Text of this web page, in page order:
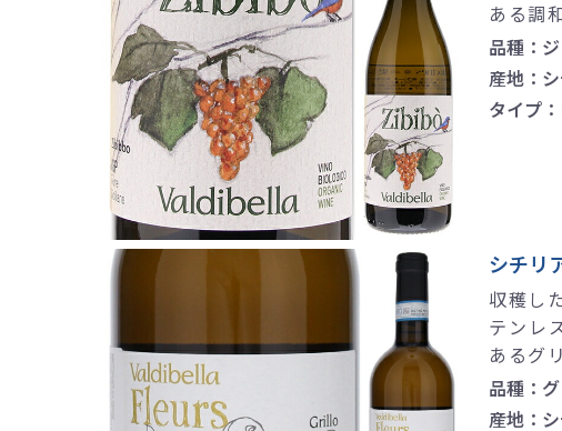
ある調
品種：
産地：
タイプ
シチリ
収穫し
テンレ
あるグ
品種：
産地：